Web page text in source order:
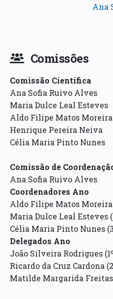
Ana
Comissões
Comissão Científica
Ana Sofia Ruivo Alves
Maria Dulce Leal Esteves
Aldo Filipe Matos Moreira
Henrique Pereira Neiva
Célia Maria Pinto Nunes
Comissão de
Ana Sofia Ruivo Alves
Coordenadores Ano
Aldo Filipe Matos Moreira
Maria Dulce Leal Esteves
Célia Maria Pinto Nunes
Delegados Ano
João Silveira Rodrigues
Ricardo da Cruz Cardona
Matilde Margarida